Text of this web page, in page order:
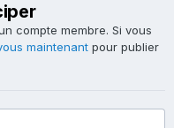
compte membre. Si vous
maintenant pour publier